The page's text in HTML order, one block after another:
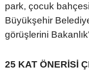
park, çocuk bahçesi
Büyükşehir
görüşlerini
25 KAT ÖNERİSİ